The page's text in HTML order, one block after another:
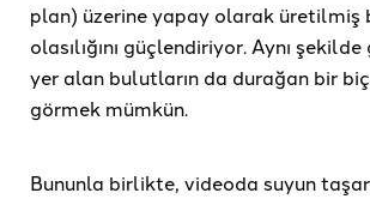
plan) üzerine yapay olarak üretilmiş
olasılığını güçlendiriyor. Aynı
yer alan bulutların da durağan bir
görmek mümkün.
Bununla birlikte, videoda suyun